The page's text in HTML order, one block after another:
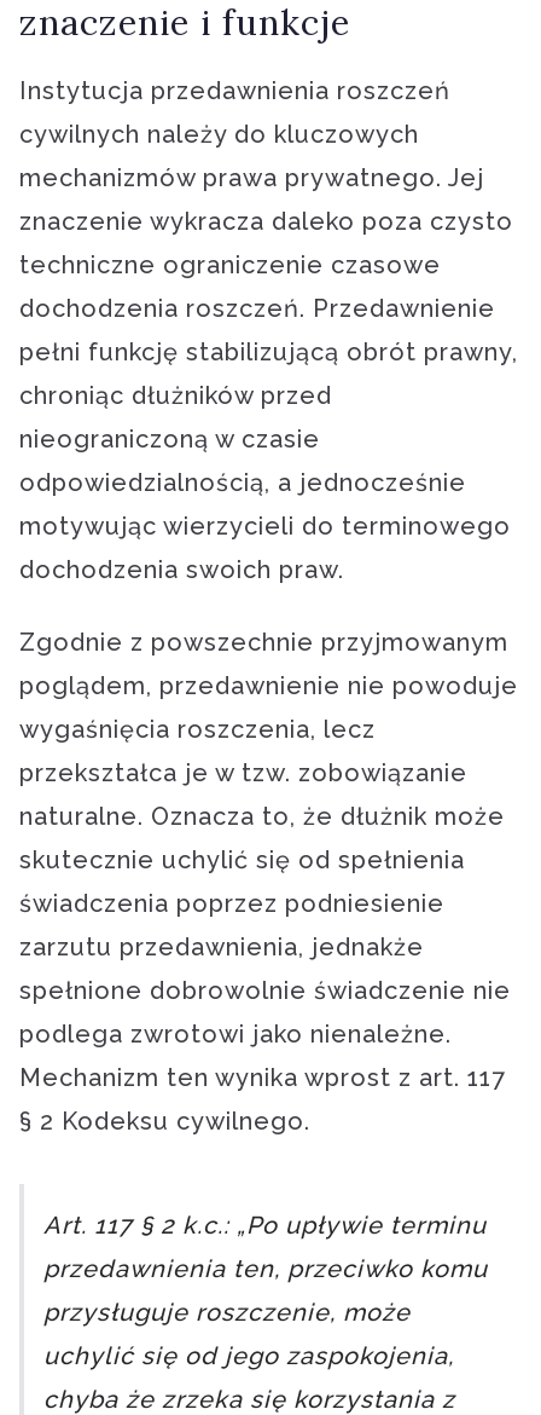
znaczenie i funkcje
Instytucja przedawnienia roszczeń
cywilnych należy do kluczowych
mechanizmów prawa prywatnego. Jej
znaczenie wykracza daleko poza czysto
techniczne ograniczenie czasowe
dochodzenia roszczeń. Przedawnienie
pełni funkcję stabilizującą obrót prawny,
chroniąc dłużników przed
nieograniczoną w czasie
odpowiedzialnością, a jednocześnie
motywując wierzycieli do terminowego
dochodzenia swoich praw.
Zgodnie z powszechnie przyjmowanym
poglądem, przedawnienie nie powoduje
wygaśnięcia roszczenia, lecz
przekształca je w tzw. zobowiązanie
naturalne. Oznacza to, że dłużnik może
skutecznie uchylić się od spełnienia
świadczenia poprzez podniesienie
zarzutu przedawnienia, jednakże
spełnione dobrowolnie świadczenie nie
podlega zwrotowi jako nienależne.
Mechanizm ten wynika wprost z art. 117
§ 2 Kodeksu cywilnego.
Art. 117 § 2 k.c.: „Po upływie terminu
przedawnienia ten, przeciwko komu
przysługuje roszczenie, może
uchylić się od jego zaspokojenia,
chyba że zrzeka się korzystania z